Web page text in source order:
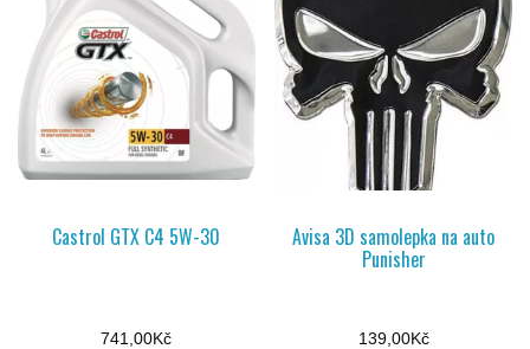
Castrol GTX C4 5W-30
741,00Kč
Avisa 3D samolepka na auto
Punisher
139,00Kč